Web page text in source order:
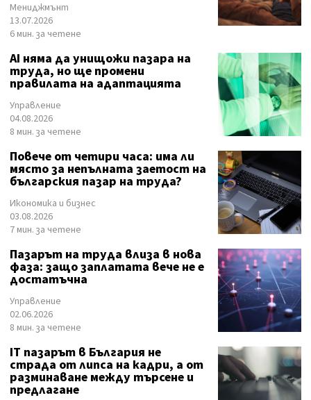
Мениджмънт
13.07.2026
6 мин. за четене
AI няма да унищожи пазара на
труда, но ще промени
правилата на адаптацията
Управление
04.08.2026
8 мин. за четене
Повече от четири часа: има ли
място за непълната заетост на
българския пазар на труда?
Икономика и бизнес
03.08.2026
7 мин. за четене
Пазарът на труда влиза в нова
фаза: защо заплатата вече не е
достатъчна
Управление
02.06.2026
8 мин. за четене
IT пазарът в България не
страда от липса на кадри, а от
разминаване между търсене и
предлагане